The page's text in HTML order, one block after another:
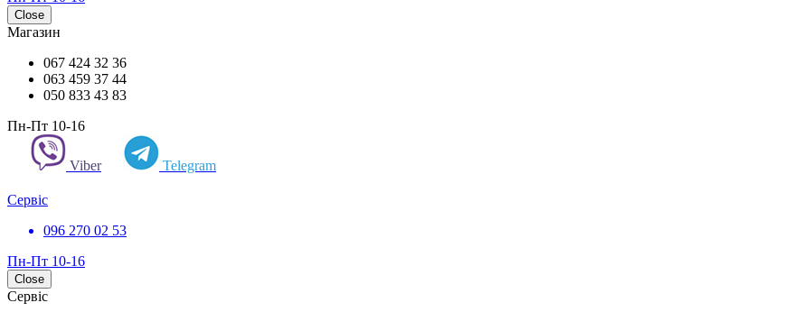
Close
Магазин
067 424 32 36
063 459 37 44
050 833 43 83
Пн-Пт 10-16
Viber Telegram
Сервіс
096 270 02 53
Пн-Пт 10-16
Close
Сервіс